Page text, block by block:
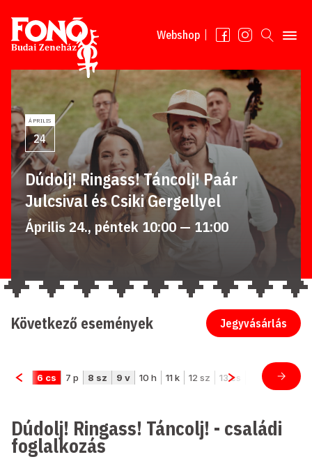
Tovább a tartalomhoz
Webshop
ÁPRILIS
24
Dúdolj! Ringass! Táncolj! Paár
Julcsival és Csiki Gergellyel
Április 24., péntek 10:00 — 11:00
Jegyvásárlás
Következő események
Dúdolj! Ringass! Táncolj! - családi
foglalkozás